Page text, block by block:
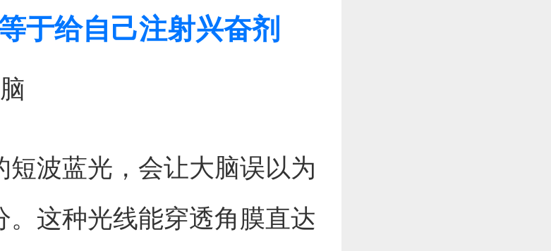
于给自己注射兴奋剂
短波蓝光，会让大脑误以为
。这种光线能穿透角膜直达